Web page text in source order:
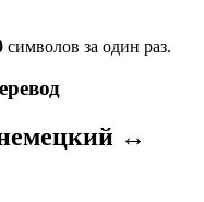
символов за один раз.
↔